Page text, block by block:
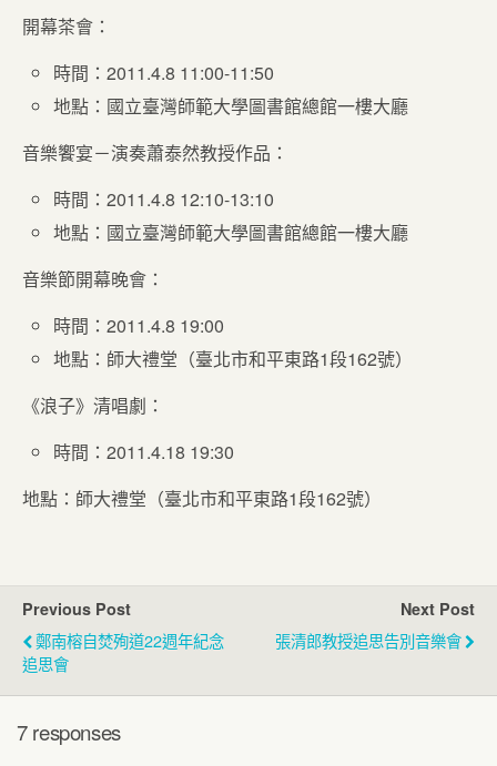
開幕茶會：
時間：2011.4.8 11:00-11:50
地點：國立臺灣師範大學圖書館總館一樓大廳
音樂饗宴－演奏蕭泰然教授作品：
時間：2011.4.8 12:10-13:10
地點：國立臺灣師範大學圖書館總館一樓大廳
音樂節開幕晚會：
時間：2011.4.8 19:00
地點：師大禮堂（臺北市和平東路1段162號）
《浪子》清唱劇：
時間：2011.4.18 19:30
地點：師大禮堂（臺北市和平東路1段162號）
Previous Post
鄭南榕自焚殉道22週年紀念
追思會
Next Post
張清郎教授追思告別音樂會
7 responses